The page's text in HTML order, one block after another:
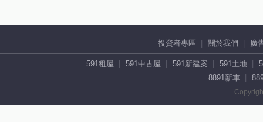
投資者專區 關於我們 廣
591租屋 591中古屋 591新建案 591土地
8891新車